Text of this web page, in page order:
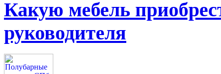
Какую мебель
руководителя